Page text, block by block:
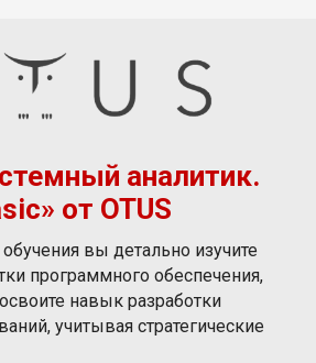
аналитик.
от OTUS
вы детально изучите
программного обеспечения,
навык разработки
учитывая стратегические